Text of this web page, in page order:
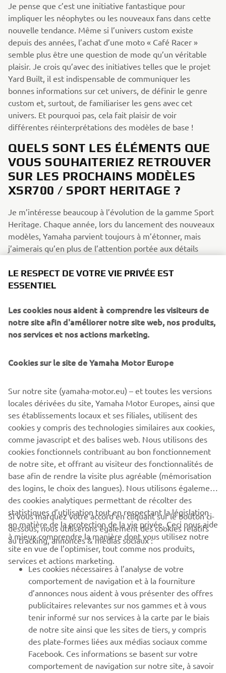
Je pense que c’est une initiative fantastique pour
impliquer les néophytes ou les nouveaux fans dans cette
nouvelle tendance. Même si l’univers custom existe
depuis des années, l’achat d’une moto « Café Racer »
semble plus être une question de mode qu’un véritable
plaisir. Je crois qu’avec des initiatives telles que le projet
Yard Built, il est indispensable de communiquer les
bonnes informations sur cet univers, de définir le genre
custom et, surtout, de familiariser les gens avec cet
univers. Et pourquoi pas, cela fait plaisir de voir
différentes réinterprétations des modèles de base !
QUELS SONT LES ÉLÉMENTS QUE
VOUS SOUHAITERIEZ RETROUVER
SUR LES PROCHAINS MODÈLES
XSR700 / SPORT HERITAGE ?
Je m’intéresse beaucoup à l’évolution de la gamme Sport
Heritage. Chaque année, lors du lancement des nouveaux
modèles, Yamaha parvient toujours à m’étonner, mais
j’aimerais qu’en plus de l’attention portée aux détails
des suspensions.
YAMAHA DE RÊVE PARMI CELLES
QUI ONT MARQUÉ L’HISTOIRE DE
LA MARQUE, QUELLE SERAIT-ELLE
esthétique, qui combine mes deux plus grandes passions :
l’enduro et le style vintage. C’est une moto de collection
que je garderais volontiers pour pouvoir l’admirer tous les
jours et la conduire le dimanche.
DÉCOUVREZ LA XSR700
CORPORATE
BUSINESS
PLUS DE YAMAHA
SOUTIEN
LE RESPECT DE VOTRE VIE PRIVÉE EST
ESSENTIEL
Les cookies nous aident à comprendre les visiteurs de
notre site afin d'améliorer notre site web, nos produits,
nos services et nos actions marketing.
Cookies sur le site de Yamaha Motor Europe
Sur notre site (yamaha-motor.eu) – et toutes les versions
locales dérivées du site, Yamaha Motor Europes, ainsi que
ses établissements locaux et ses filiales, utilisent des
cookies y compris des technologies similaires aux cookies,
comme javascript et des balises web. Nous utilisons des
cookies fonctionnels contribuant au bon fonctionnement
de notre site, et offrant au visiteur des fonctionnalités de
base afin de rendre la visite plus agréable (mémorisation
des logins, le choix des langues). Nous utilisons également
des cookies analytiques permettant de récolter des
statistiques d’utilisation tout en respectant la législation
en matière de la protection de la vie privée. Ceci nous aide
à mieux comprendre la manière dont vous utilisez notre
site en vue de l’optimiser, tout comme nos produits,
services et actions marketing.
Si vous marquez votre accord en cliquant sur le bouton ci-
dessous, nous utiliserons également des cookies relatifs
au tracking, annonces & médias sociaux :
Les cookies nécessaires à l’analyse de votre
comportement de navigation et à la fourniture
d’annonces nous aident à vous présenter des offres
publicitaires relevantes sur nos gammes et à vous
tenir informé sur nos services à la carte par le biais
de notre site ainsi que les sites de tiers, y compris
des plate-formes liées aux médias sociaux comme
Facebook. Ces informations se basent sur votre
comportement de navigation sur notre site, à savoir